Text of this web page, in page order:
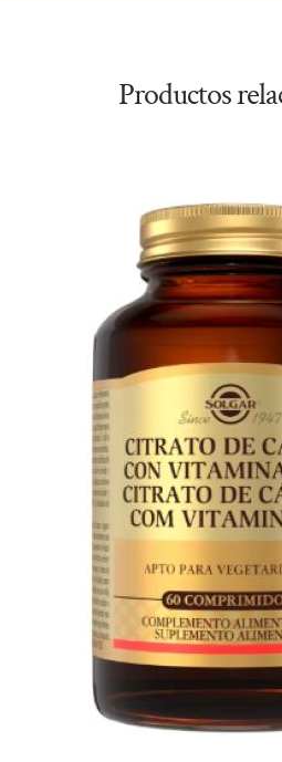
Productos